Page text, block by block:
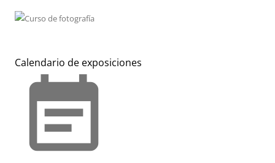
Calendario de exposiciones
event_note